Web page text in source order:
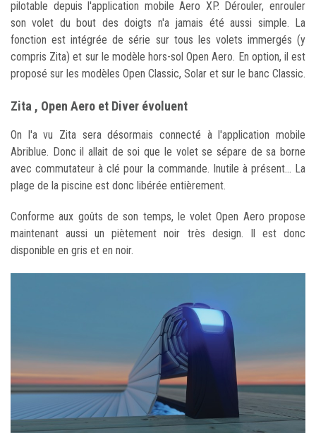
pilotable depuis l'application mobile Aero XP. Dérouler, enrouler
son volet du bout des doigts n'a jamais été aussi simple. La
fonction est intégrée de série sur tous les volets immergés (y
compris Zita) et sur le modèle hors-sol Open Aero. En option, il est
proposé sur les modèles Open Classic, Solar et sur le banc Classic.
Zita , Open Aero et Diver évoluent
On l'a vu Zita sera désormais connecté à l'application mobile
Abriblue. Donc il allait de soi que le volet se sépare de sa borne
avec commutateur à clé pour la commande. Inutile à présent... La
plage de la piscine est donc libérée entièrement.
Conforme aux goûts de son temps, le volet Open Aero propose
maintenant aussi un piètement noir très design. Il est donc
disponible en gris et en noir.